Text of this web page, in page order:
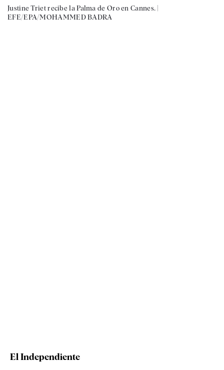
Justine Triet recibe la Palma de Oro en Cannes. |
EFE/EPA/MOHAMMED BADRA
El Independiente